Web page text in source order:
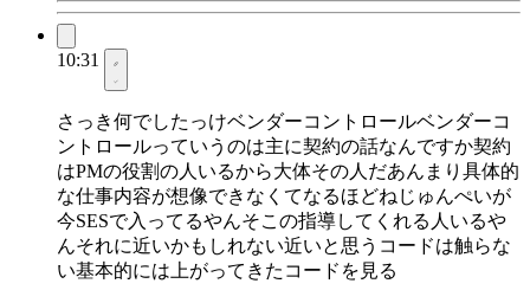
10:31
さっき何でしたっけベンダーコントロールベンダーコ
ントロールっていうのは主に契約の話なんですか契約
はPMの役割の人いるから大体その人だあんまり具体的
な仕事内容が想像できなくてなるほどねじゅんぺいが
今SESで入ってるやんそこの指導してくれる人いるや
んそれに近いかもしれない近いと思うコードは触らな
い基本的には上がってきたコードを見る